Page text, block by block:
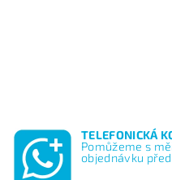
TELEFONICKÁ
Pomůžeme s
objednávku